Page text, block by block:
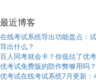
最近博客
在线考试系统导出功能盘点：
导出什么？
百人同考就会卡？你低估了优
优考试免费版的防作弊够用吗
优考试在线考试系统7月更新